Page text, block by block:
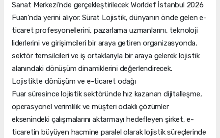
Sanat Merkezi’nde gerçekleştirilecek Worldef İstanbul 2026
Fuarı’nda yerini alıyor. Sürat Lojistik, dünyanın önde gelen e-
ticaret profesyonellerini, pazarlama uzmanlarını, teknoloji
liderlerini ve girişimcileri bir araya getiren organizasyonda,
sektör temsilcileri ve iş ortaklarıyla bir araya gelerek lojistik
alanındaki dönüşüm dinamiklerini değerlendirecek.
Lojistikte dönüşüm ve e-ticaret odağı
Fuar süresince lojistik sektöründe hız kazanan dijitalleşme,
operasyonel verimlilik ve müşteri odaklı çözümler
eksenindeki çalışmalarını aktarmayı hedefleyen şirket, e-
ticaretin büyüyen hacmine paralel olarak lojistik süreçlerinde